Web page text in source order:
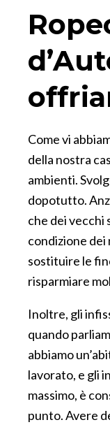
Come vi
della nostra
ambienti.
dopotutto.
che dei vecchi
condizione dei
sostituire le
risparmiare
Inoltre, gli
quando
abbiamo
lavorato, e gli
massimo, è
punto. Avere